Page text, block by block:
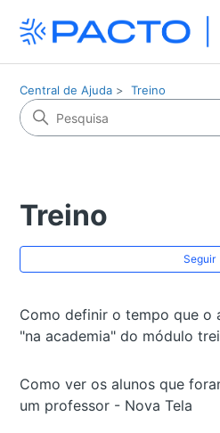
Central de Ajuda Treino
Treino
Seguir
Como definir o tempo que o
"na academia" do módulo
Como ver os alunos que
um professor - Nova Tela